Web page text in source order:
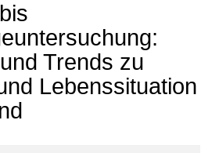
Trends zu
Lebenssituation